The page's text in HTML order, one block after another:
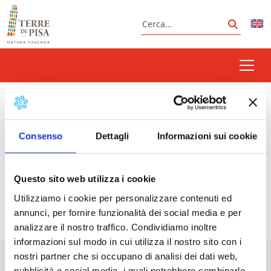
Consenso Dettagli Informazioni sui cookie
Questo sito web utilizza i cookie
Utilizziamo i cookie per personalizzare contenuti ed
annunci, per fornire funzionalità dei social media e per
analizzare il nostro traffico. Condividiamo inoltre
informazioni sul modo in cui utilizza il nostro sito con i
nostri partner che si occupano di analisi dei dati web,
Vai al contenuto
Cerca
Cerca
sete sois sete luas
Prossimi eventi
<li>Non ci sono eventi con questo tag</li>